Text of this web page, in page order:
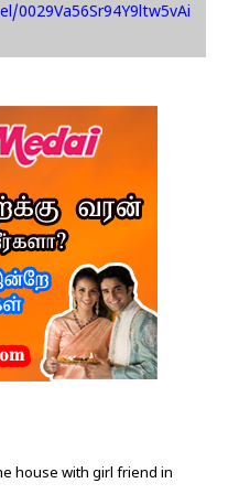
0029Va56Sr94Y9ltw5vAi
house with girl friend in